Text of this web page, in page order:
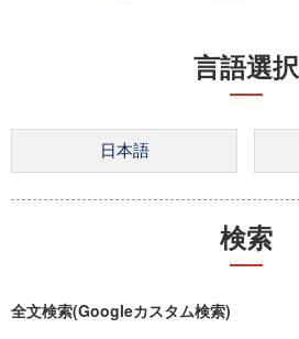
言語選択
検索
全文検索(Googleカスタム検索)